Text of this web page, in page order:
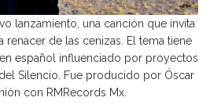
lanzamiento, una canción que invita
renacer de las cenizas. El tema tiene
español influenciado por proyectos
Silencio. Fue producido por Óscar
con RMRecords Mx.